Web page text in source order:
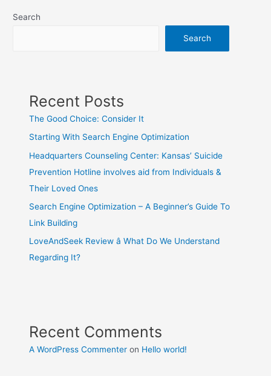
Search
Search
Recent Posts
The Good Choice: Consider It
Starting With Search Engine Optimization
Headquarters Counseling Center: Kansas’ Suicide
Prevention Hotline involves aid from Individuals &
Their Loved Ones
Search Engine Optimization – A Beginner’s Guide To
Link Building
LoveAndSeek Review â What Do We Understand
Regarding It?
Recent Comments
A WordPress Commenter on Hello world!